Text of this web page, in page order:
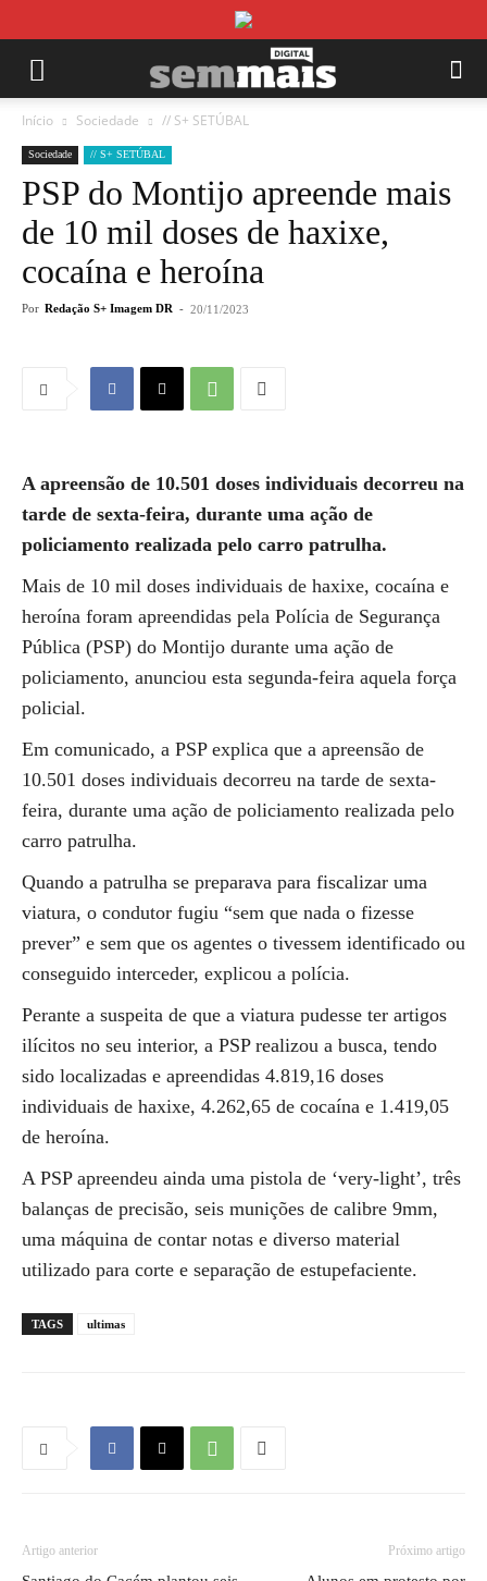
Início Sociedade // S+ SETÚBAL
Sociedade // S+ SETÚBAL
PSP do Montijo apreende mais
de 10 mil doses de haxixe,
cocaína e heroína
Por Redação S+ Imagem DR - 20/11/2023
A apreensão de 10.501 doses individuais decorreu na
tarde de sexta-feira, durante uma ação de
policiamento realizada pelo carro patrulha.
Mais de 10 mil doses individuais de haxixe, cocaína e
heroína foram apreendidas pela Polícia de Segurança
Pública (PSP) do Montijo durante uma ação de
policiamento, anunciou esta segunda-feira aquela força
policial.
Em comunicado, a PSP explica que a apreensão de
10.501 doses individuais decorreu na tarde de sexta-
feira, durante uma ação de policiamento realizada pelo
carro patrulha.
Quando a patrulha se preparava para fiscalizar uma
viatura, o condutor fugiu “sem que nada o fizesse
prever” e sem que os agentes o tivessem identificado ou
conseguido interceder, explicou a polícia.
Perante a suspeita de que a viatura pudesse ter artigos
ilícitos no seu interior, a PSP realizou a busca, tendo
sido localizadas e apreendidas 4.819,16 doses
individuais de haxixe, 4.262,65 de cocaína e 1.419,05
de heroína.
A PSP apreendeu ainda uma pistola de ‘very-light’, três
balanças de precisão, seis munições de calibre 9mm,
uma máquina de contar notas e diverso material
utilizado para corte e separação de estupefaciente.
TAGS ultimas
Artigo anterior Próximo artigo